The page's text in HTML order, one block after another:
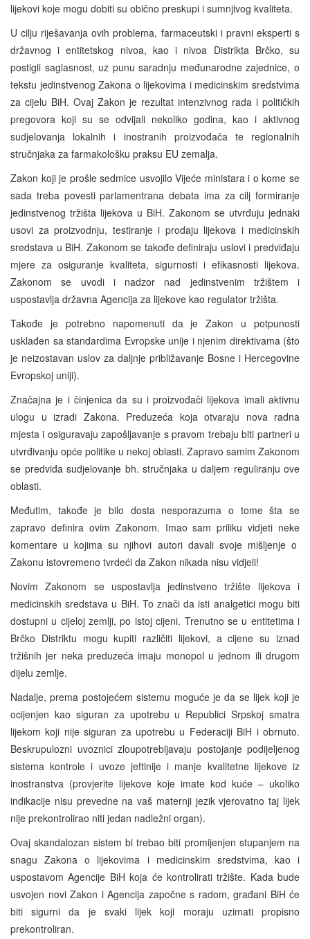
lijekovi koje mogu dobiti su obično preskupi i sumnjivog kvaliteta.
U cilju riješavanja ovih problema, farmaceutski i pravni eksperti s
državnog i entitetskog nivoa, kao i nivoa Distrikta Brčko, su
postigli saglasnost, uz punu saradnju međunarodne zajednice, o
tekstu jedinstvenog Zakona o lijekovima i medicinskim sredstvima
za cijelu BiH. Ovaj Zakon je rezultat intenzivnog rada i političkih
pregovora koji su se odvijali nekoliko godina, kao i aktivnog
sudjelovanja lokalnih i inostranih proizvođača te regionalnih
stručnjaka za farmakološku praksu EU zemalja.
Zakon koji je prošle sedmice usvojilo Vijeće ministara i o kome se
sada treba povesti parlamentrana debata ima za cilj formiranje
jedinstvenog tržišta lijekova u BiH. Zakonom se utvrđuju jednaki
usovi za proizvodnju, testiranje i prodaju lijekova i medicinskih
sredstava u BiH. Zakonom se takođe definiraju uslovi i predviđaju
mjere za osiguranje kvaliteta, sigurnosti i efikasnosti lijekova.
Zakonom se uvodi i nadzor nad jedinstvenim tržištem i
uspostavlja državna Agencija za lijekove kao regulator tržišta.
Takođe je potrebno napomenuti da je Zakon u potpunosti
usklađen sa standardima Evropske unije i njenim direktivama (što
je neizostavan uslov za daljnje približavanje Bosne i Hercegovine
Evropskoj uniji).
Značajna je i činjenica da su i proizvođači lijekova imali aktivnu
ulogu u izradi Zakona. Preduzeća koja otvaraju nova radna
mjesta i osiguravaju zapošljavanje s pravom trebaju biti partneri u
utvrđivanju opće politike u nekoj oblasti. Zapravo samim Zakonom
se predviđa sudjelovanje bh. stručnjaka u daljem reguliranju ove
oblasti.
Međutim, takođe je bilo dosta nesporazuma o tome šta se
zapravo definira ovim Zakonom. Imao sam priliku vidjeti neke
komentare u kojima su njihovi autori davali svoje mišljenje o
Zakonu istovremeno tvrdeći da Zakon nikada nisu vidjeli!
Novim Zakonom se uspostavlja jedinstveno tržište lijekova i
medicinskih sredstava u BiH. To znači da isti analgetici mogu biti
dostupni u cijeloj zemlji, po istoj cijeni. Trenutno se u entitetima i
Brčko Distriktu mogu kupiti različiti lijekovi, a cijene su iznad
tržišnih jer neka preduzeća imaju monopol u jednom ili drugom
dijelu zemlje.
Nadalje, prema postojećem sistemu moguće je da se lijek koji je
ocijenjen kao siguran za upotrebu u Republici Srpskoj smatra
lijekom koji nije siguran za upotrebu u Federaciji BiH i obrnuto.
Beskrupulozni uvoznici zloupotrebljavaju postojanje podijeljenog
sistema kontrole i uvoze jeftinije i manje kvalitetne lijekove iz
inostranstva (provjerite lijekove koje imate kod kuće – ukoliko
indikacije nisu prevedne na vaš maternji jezik vjerovatno taj lijek
nije prekontrolirao niti jedan nadležni organ).
Ovaj skandalozan sistem bi trebao biti promijenjen stupanjem na
snagu Zakona o lijekovima i medicinskim sredstvima, kao i
uspostavom Agencije BiH koja će kontrolirati tržište. Kada bude
usvojen novi Zakon i Agencija započne s radom, građani BiH će
biti sigurni da je svaki lijek koji moraju uzimati propisno
prekontroliran.